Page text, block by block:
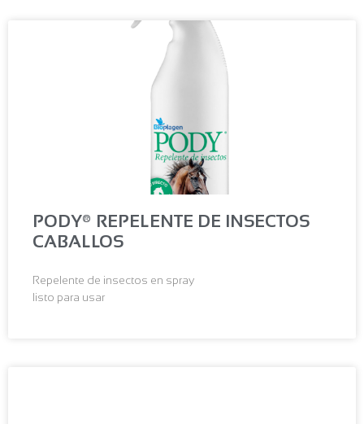
PODY® REPELENTE DE INSECTOS
CABALLOS
Repelente de insectos en spray
listo para usar